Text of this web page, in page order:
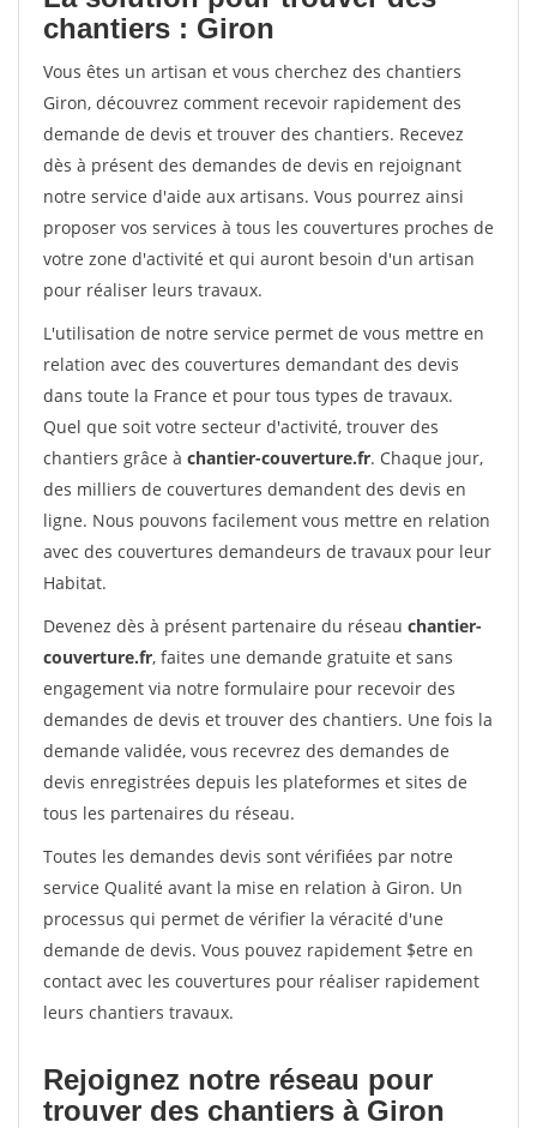
chantiers : Giron
Vous êtes un artisan et vous cherchez des chantiers
Giron, découvrez comment recevoir rapidement des
demande de devis et trouver des chantiers. Recevez
dès à présent des demandes de devis en rejoignant
notre service d'aide aux artisans. Vous pourrez ainsi
proposer vos services à tous les couvertures proches de
votre zone d'activité et qui auront besoin d'un artisan
pour réaliser leurs travaux.
L'utilisation de notre service permet de vous mettre en
relation avec des couvertures demandant des devis
dans toute la France et pour tous types de travaux.
Quel que soit votre secteur d'activité, trouver des
chantiers grâce à chantier-couverture.fr. Chaque jour,
des milliers de couvertures demandent des devis en
ligne. Nous pouvons facilement vous mettre en relation
avec des couvertures demandeurs de travaux pour leur
Habitat.
Devenez dès à présent partenaire du réseau chantier-
couverture.fr, faites une demande gratuite et sans
engagement via notre formulaire pour recevoir des
demandes de devis et trouver des chantiers. Une fois la
demande validée, vous recevrez des demandes de
devis enregistrées depuis les plateformes et sites de
tous les partenaires du réseau.
Toutes les demandes devis sont vérifiées par notre
service Qualité avant la mise en relation à Giron. Un
processus qui permet de vérifier la véracité d'une
demande de devis. Vous pouvez rapidement $etre en
contact avec les couvertures pour réaliser rapidement
leurs chantiers travaux.
Rejoignez notre réseau pour
trouver des chantiers à Giron